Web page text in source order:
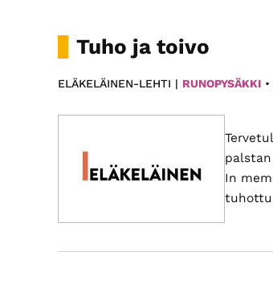
Tuho ja toivo
ELÄKELÄINEN-LEHTI | RUNOPYSÄKKI •
In
tuhottu